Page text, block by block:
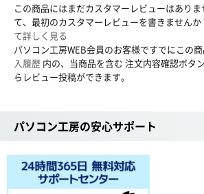
この商品にはまだカスタマーレビューはあり
て、最初のカスタマーレビューを書きませんか
て詳しく見る
パソコン工房WEB会員のお客様ですでにこの
入履歴 内の、当商品を含む 注文内容確認ボタ
らレビュー投稿ができます。
パソコン工房の安心サポート